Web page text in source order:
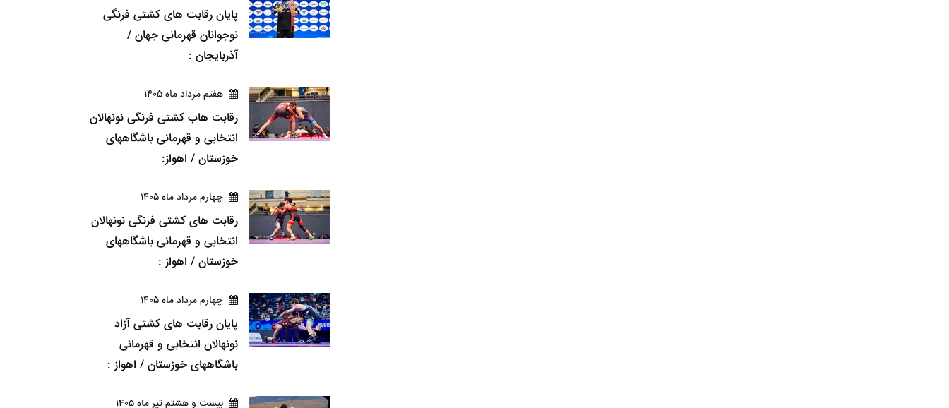
پایان رقابت های کشتی فرنگی
نوجوانان قهرمانی جهان /
آذربایجان :
هفتم مرداد ماه 1405
رقابت هاب کشتی فرنگی نونهالان
انتخابی و قهرمانی باشگاههای
خوزستان / اهواز:
چهارم مرداد ماه 1405
رقابت های کشتی فرنگی نونهالان
انتخابی و قهرمانی باشگاههای
خوزستان / اهواز :
چهارم مرداد ماه 1405
پایان رقابت های کشتی آزاد
نونهالان انتخابی و قهرمانی
باشگاههای خوزستان / اهواز :
بيست و هشتم تير ماه 1405